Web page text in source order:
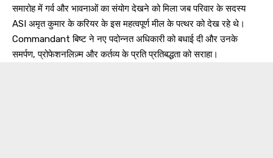
समारोह में गर्व और भावनाओं का संयोग देखने को मिला जब परिवार के सदस्य
ASI अमृत कुमार के करियर के इस महत्वपूर्ण मील के पत्थर को देख रहे थे।
Commandant बिष्ट ने नए पदोन्नत अधिकारी को बधाई दी और उनके
समर्पण, प्रोफेशनलिज़्म और कर्तव्य के प्रति प्रतिबद्धता को सराहा।